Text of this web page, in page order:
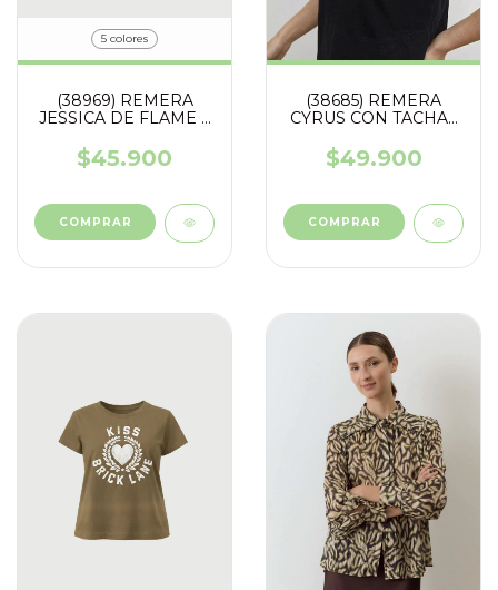
5 colores
(38969) REMERA
JESSICA DE FLAME Y
$45.900
COMPRAR
(38685) REMERA
CYRUS CON TACHAS
$49.900
COMPRAR